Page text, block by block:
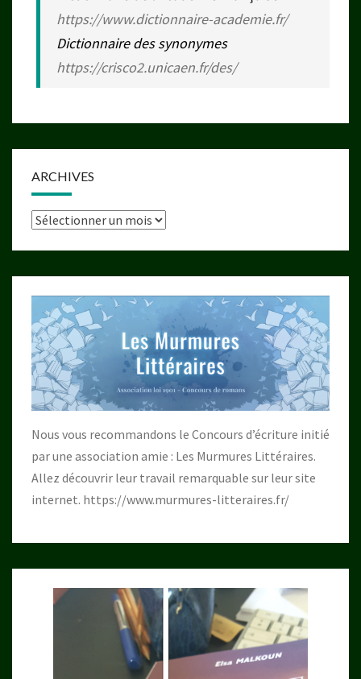
https://www.dictionnaire-academie.fr/
Dictionnaire des synonymes
https://crisco2.unicaen.fr/des/
ARCHIVES
Archives
Nous vous recommandons le Concours d’écriture initié
par une association amie : Les Murmures Littéraires.
Allez découvrir leur travail remarquable sur leur site
internet. https://www.murmures-litteraires.fr/